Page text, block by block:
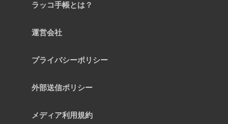
ラッコ手帳とは？
運営会社
プライバシーポリシー
外部送信ポリシー
メディア利用規約